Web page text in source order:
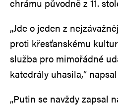
chrámu původně z 11.
„Jde o jeden z
proti křesťanskému
služba pro mimořádné
katedrály uhasila,“
„Putin se navždy zapsal